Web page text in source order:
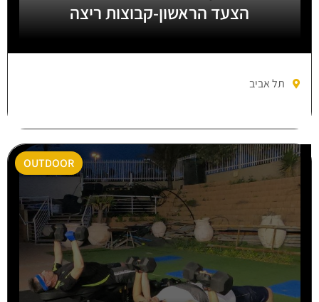
הצעד הראשון-קבוצות ריצה
תל אביב
OUTDOOR